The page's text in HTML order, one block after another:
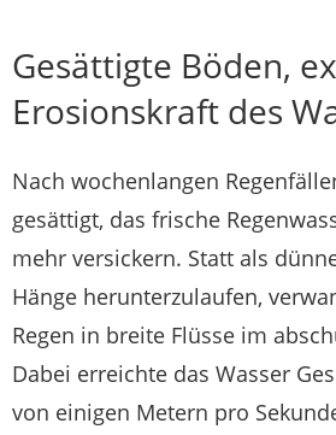
Gesättigte Böden,
Erosionskraft des
Nach wochenlangen
gesättigt, das frische
mehr versickern. Statt als
Hänge herunterzulaufen,
Regen in breite Flüsse im
Dabei erreichte das Wasser
von einigen Metern pro